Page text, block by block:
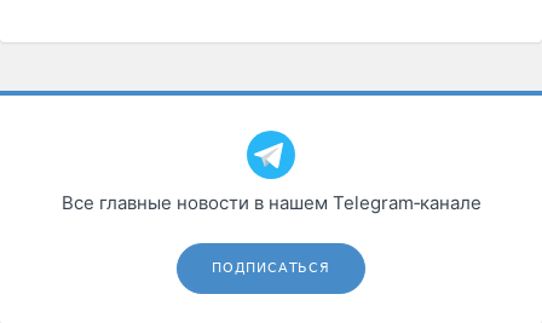
Все главные новости в нашем Telegram‑канале
ПОДПИСАТЬСЯ